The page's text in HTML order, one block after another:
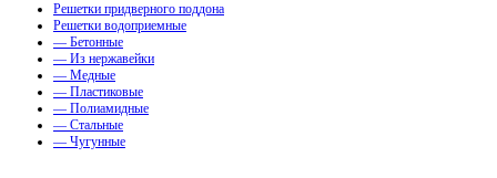
Решетки придверного поддона
Решетки водоприемные
— Бетонные
— Из нержавейки
— Медные
— Пластиковые
— Полиамидные
— Стальные
— Чугунные